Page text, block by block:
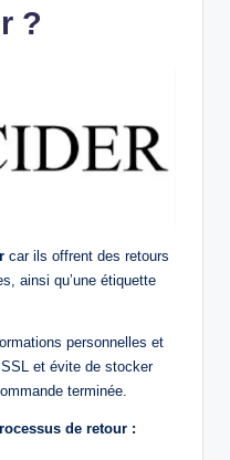
?
car ils offrent des retours
ainsi qu’une étiquette
personnelles et
et évite de stocker
terminée.
de retour :